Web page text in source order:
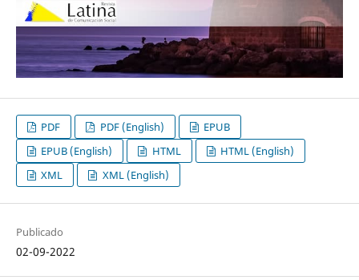
PDF PDF (English)
EPUB
EPUB (English)
HTML
HTML (English)
XML
XML (English)
Publicado
02-09-2022